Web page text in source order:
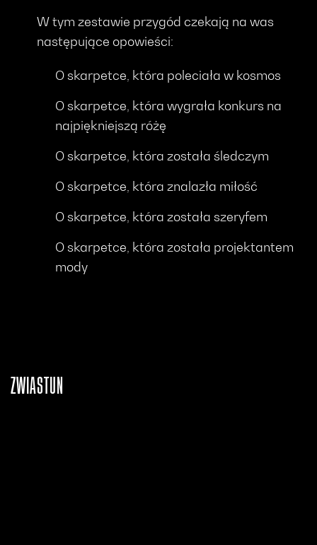
W tym zestawie przygód czekają na was
następujące opowieści:
O skarpetce, która poleciała w kosmos
O skarpetce, która wygrała konkurs na
najpiękniejszą różę
O skarpetce, która została śledczym
O skarpetce, która znalazła miłość
O skarpetce, która została szeryfem
O skarpetce, która została projektantem
mody
ZWIASTUN